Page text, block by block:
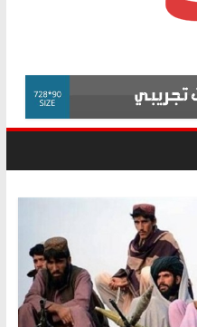
الشعبي يطلق لجنة “الحق
لرصد الانتهاكات
الصحفيين.. وانتهاء أعمال
الإداري
لحقوق الإنسان يعلن
محمد زهران.. ويؤكد:
وضمانات المحاكمة العادلة